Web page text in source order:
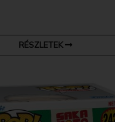
RÉSZLETEK